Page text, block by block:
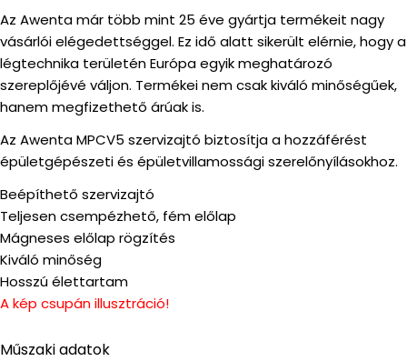
Az Awenta már több mint 25 éve gyártja termékeit nagy
vásárlói elégedettséggel. Ez idő alatt sikerült elérnie, hogy a
légtechnika területén Európa egyik meghatározó
szereplőjévé váljon. Termékei nem csak kiváló minőségűek,
hanem megfizethető árúak is.
Az Awenta MPCV5 szervizajtó biztosítja a hozzáférést
épületgépészeti és épületvillamossági szerelőnyílásokhoz.
Beépíthető szervizajtó
Teljesen csempézhető, fém előlap
Mágneses előlap rögzítés
Kiváló minőség
Hosszú élettartam
A kép csupán illusztráció!
Műszaki adatok